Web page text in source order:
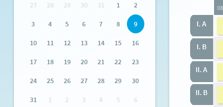
27
28 29 30 31 1 2
3 4 5 6 7 8 9
10 11 12 13 14 15 16
17 18 19 20 21 22 23
24 25 26 27 28 29 30
31 1 2 3 4 5
6
I. A
I. B
II. A
II. B